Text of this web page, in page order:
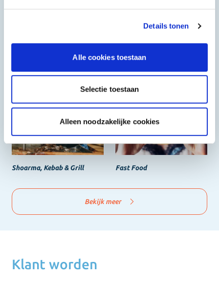
Details tonen
Alle cookies toestaan
Selectie toestaan
Alleen noodzakelijke cookies
Shoarma, Kebab & Grill Fast Food
Bekijk meer
Klant worden